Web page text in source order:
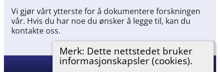
Merk: Dette nettstedet bruker
informasjonskapsler (cookies).
Vi gjør vårt ytterste for å dokumentere forskningen
vår. Hvis du har noe du ønsker å legge til, kan du
kontakte oss.
Hemneslekt 2026